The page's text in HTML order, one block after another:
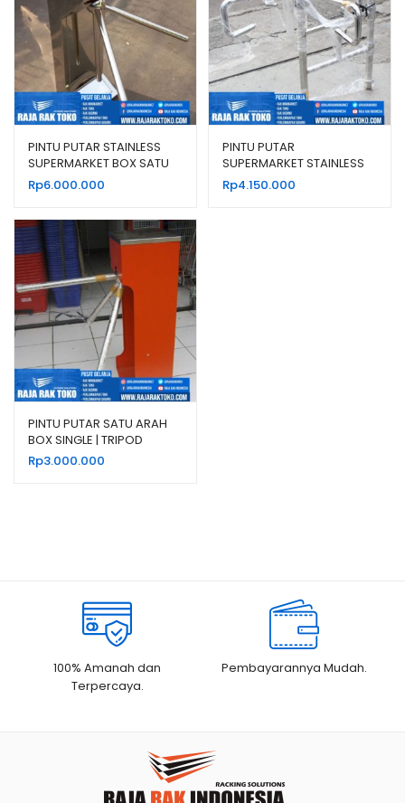
PINTU PUTAR STAINLESS
SUPERMARKET BOX SATU
ARAH
Rp6.000.000
PINTU PUTAR
SUPERMARKET STAINLESS
HIDUP
Rp4.150.000
PINTU PUTAR SATU ARAH
BOX SINGLE | TRIPOD
TURNSTILE GATE BOX
Rp3.000.000
100% Amanah dan
Terpercaya.
Pembayarannya Mudah.